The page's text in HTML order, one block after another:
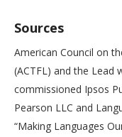
Sources
American Council on
(ACTFL) and the Lead
commissioned Ipsos
Pearson LLC and
“Making Languages